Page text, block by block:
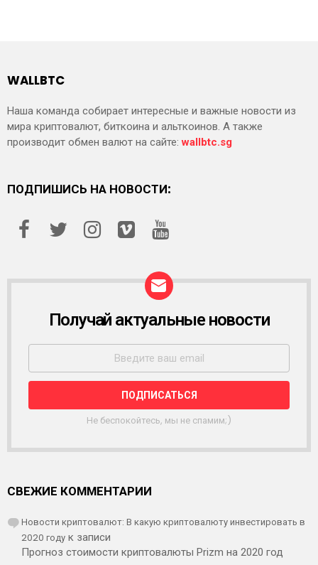
WALLBTC
Наша команда собирает интересные и важные новости из
мира криптовалют, биткоина и альткоинов. А также
производит обмен валют на сайте:wallbtc.sg
ПОДПИШИСЬ НА НОВОСТИ:
С
Ы
Л
К
Получай актуальные новости
Не беспокойтесь, мы не спамим;)
СВЕЖИЕ КОММЕНТАРИИ
Новости криптовалют: В какую криптовалюту инвестировать в
2020 году к записи
Прогноз стоимости криптовалюты Prizm на 2020 год